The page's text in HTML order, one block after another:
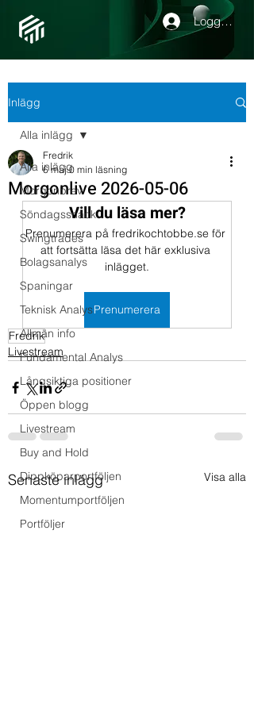
Logga in
Inlägg
Alla inlägg
Morgonbrev
Söndagssnack
Swingtrades
Bolagsanalys
Spaningar
Teknisk Analys
Allmän info
Fundamental Analys
Långsiktiga positioner
Öppen blogg
Livestream
Buy and Hold
Dippköparportföljen
Momentumportföljen
Portföljer
Alla inlägg
Morgonlive 2026-05-06
Fredrik
6 maj 0 min läsning
Vill du läsa mer?
Prenumerera på fredrikochtobbe.se för
att fortsätta läsa det här exklusiva
inlägget.
Prenumerera
Fredrik
Livestream
Senaste inlägg Visa alla